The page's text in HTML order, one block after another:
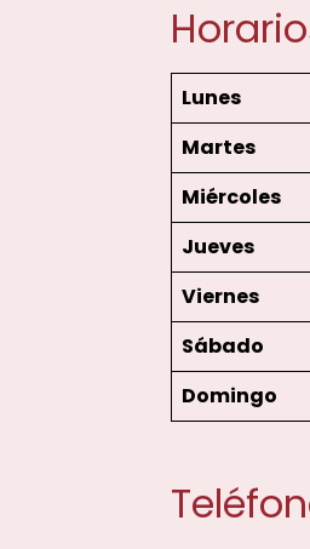
Lunes
Martes
Miércoles
Jueves
Viernes
Sábado
Domingo